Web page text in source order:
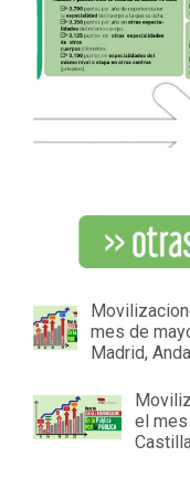
mes de
Madrid,
el mes